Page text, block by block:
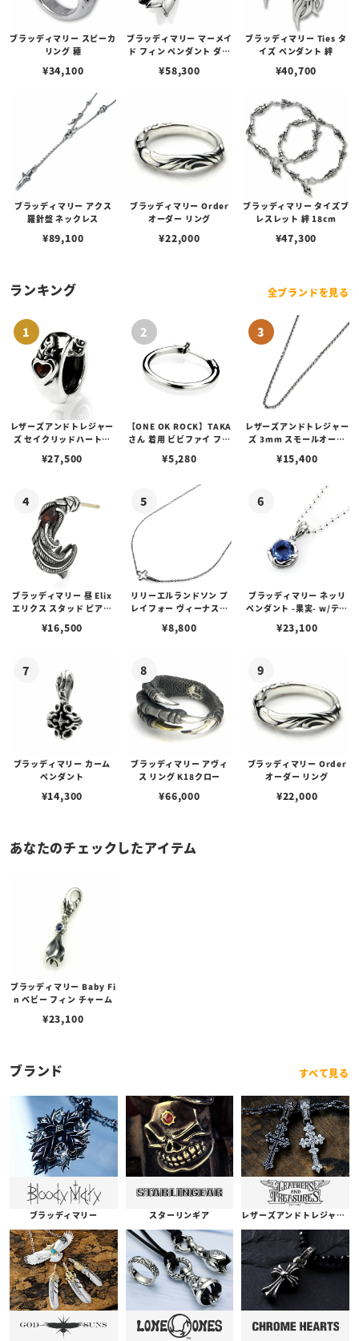
ブラッディマリー スピーカ
リング 穂
¥34,100
ブラッディマリー マーメイ
ド フィン ペンダント ダブ
¥58,300
ブラッディマリー Ties タ
イズ ペンダント 絆
¥40,700
ブラッディマリー アクス
羅針盤 ネックレス
¥89,100
ブラッディマリー Order
オーダー リング
¥22,000
ブラッディマリー タイズブ
レスレット 絆 18cm
¥47,300
ランキング 全ブランドを見る
レザーズアンドトレジャー
ズ セイクリッドハートピ
¥27,500
【ONE OK ROCK】TAKA
さん 着用 ビビファイ フー
¥5,280
レザーズアンドトレジャー
ズ 3mm スモールオーバ
ブスタークラスプ＆LTロ
¥15,400
ブラッディマリー 昼 Elix
エリクス スタッド ピアス
¥16,500
リリーエルランドソン プ
レイフォー ヴィーナスチ
¥8,800
ブラッディマリー ネッリ
ペンダント -果実- w/ティ
¥23,100
ブラッディマリー カーム
ペンダント
¥14,300
ブラッディマリー アヴィ
ス リング K18クロー
¥66,000
ブラッディマリー Order
オーダー リング
¥22,000
あなたのチェックしたアイテム
ブラッディマリー Baby Fi
n ベビー フィン チャーム
¥23,100
ブランド すべて見る
ブラッディマリー スターリンギア レザーズアンドトレジャーズ